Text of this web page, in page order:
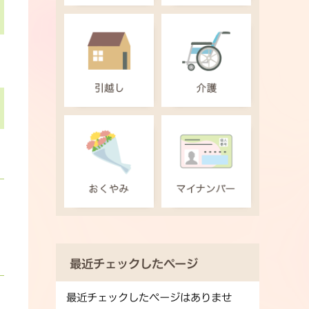
最近チェックしたページ
最近チェックしたページはありませ